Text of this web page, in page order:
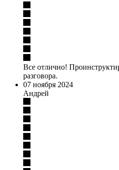
Все отлично!
разговора.
07 ноября 2024
Андрей